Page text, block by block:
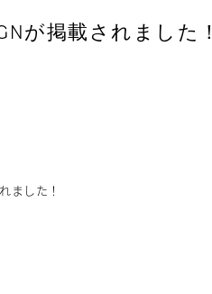
が掲載されました！
ました！